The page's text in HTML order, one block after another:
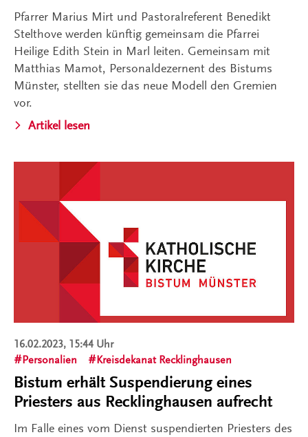
Pfarrer Marius Mirt und Pastoralreferent Benedikt
Stelthove werden künftig gemeinsam die Pfarrei
Heilige Edith Stein in Marl leiten. Gemeinsam mit
Matthias Mamot, Personaldezernent des Bistums
Münster, stellten sie das neue Modell den Gremien
vor.
Artikel lesen
16.02.2023, 15:44 Uhr
Personalien
Kreisdekanat Recklinghausen
Bistum erhält Suspendierung eines
Priesters aus Recklinghausen aufrecht
Im Falle eines vom Dienst suspendierten Priesters des